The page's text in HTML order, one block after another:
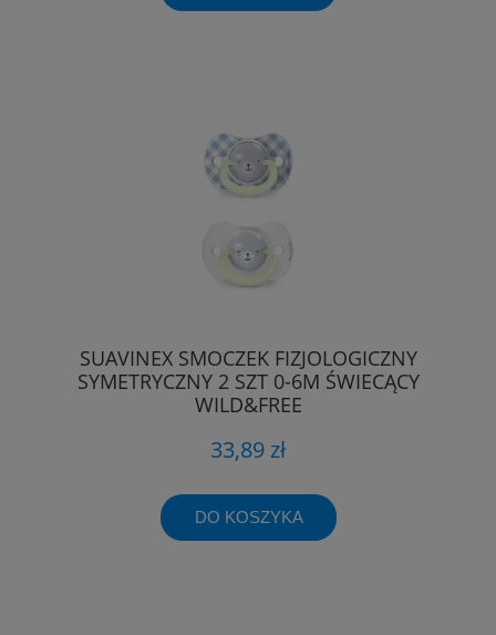
SUAVINEX SMOCZEK FIZJOLOGICZNY
SYMETRYCZNY 2 SZT 0-6M ŚWIECĄCY
WILD&FREE
33,89 zł
DO KOSZYKA